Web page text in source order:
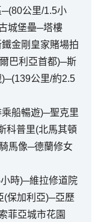
公里/1.5小
城堡壘─塔樓
金剛皇家賭場拍
巴利亞首都)─斯
公里/約2.5
船暢遊)─聖克里
科普里(北馬其頓
馬像─德蘭修女
時)─維拉修道院
(保加利亞)─亞歷
菲亞城市花園